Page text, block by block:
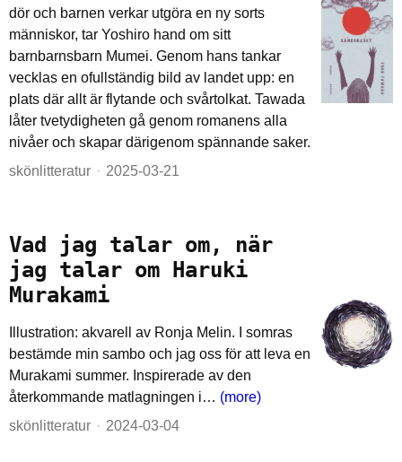
dör och barnen verkar utgöra en ny sorts
människor, tar Yoshiro hand om sitt
barnbarnsbarn Mumei. Genom hans tankar
vecklas en ofullständig bild av landet upp: en
plats där allt är flytande och svårtolkat. Tawada
låter tvetydigheten gå genom romanens alla
nivåer och skapar därigenom spännande saker.
skönlitteratur
2025-03-21
Vad jag talar om, när
jag talar om Haruki
Murakami
Illustration: akvarell av Ronja Melin. I somras
bestämde min sambo och jag oss för att leva en
Murakami summer. Inspirerade av den
återkommande matlagningen i… (more)
skönlitteratur
2024-03-04